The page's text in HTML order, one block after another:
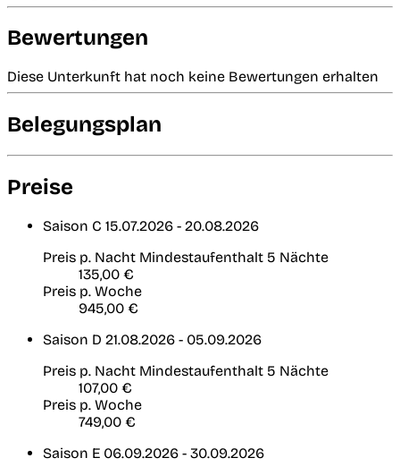
Bewertungen
Diese Unterkunft hat noch keine Bewertungen erhalten
Belegungsplan
Preise
Saison C 15.07.2026 - 20.08.2026
Preis p. Nacht Mindestaufenthalt 5 Nächte
135,00 €
Preis p. Woche
945,00 €
Saison D 21.08.2026 - 05.09.2026
Preis p. Nacht Mindestaufenthalt 5 Nächte
107,00 €
Preis p. Woche
749,00 €
Saison E 06.09.2026 - 30.09.2026